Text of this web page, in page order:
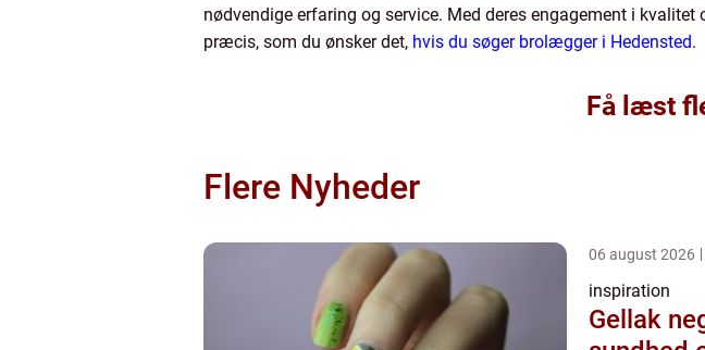
nødvendige erfaring og service. Med deres engagement i
præcis, som du ønsker det, hvis du søger brolægger i Hedensted.
Få læst
Flere Nyheder
06 august 2026
inspiration
Gellak